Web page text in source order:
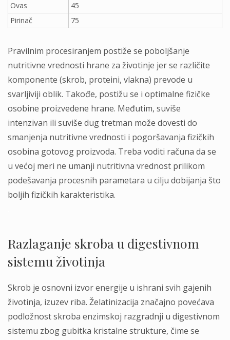
Ovas
45
Pirinač
75
Pravilnim procesiranjem postiže se poboljšanje
nutritivne vrednosti hrane za životinje jer se različite
komponente (skrob, proteini, vlakna) prevode u
svarljiviji oblik. Takođe, postižu se i optimalne fizičke
osobine proizvedene hrane. Međutim, suviše
intenzivan ili suviše dug tretman može dovesti do
smanjenja nutritivne vrednosti i pogoršavanja fizičkih
osobina gotovog proizvoda. Treba voditi računa da se
u većoj meri ne umanji nutritivna vrednost prilikom
podešavanja procesnih parametara u cilju dobijanja što
boljih fizičkih karakteristika.
Razlaganje skroba u digestivnom
sistemu životinja
Skrob je osnovni izvor energije u ishrani svih gajenih
životinja, izuzev riba. Želatinizacija značajno povećava
podložnost skroba enzimskoj razgradnji u digestivnom
sistemu zbog gubitka kristalne strukture, čime se